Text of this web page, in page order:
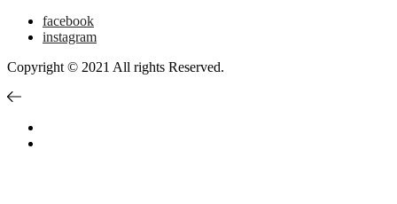
facebook
instagram
Copyright © 2021 All rights Reserved.